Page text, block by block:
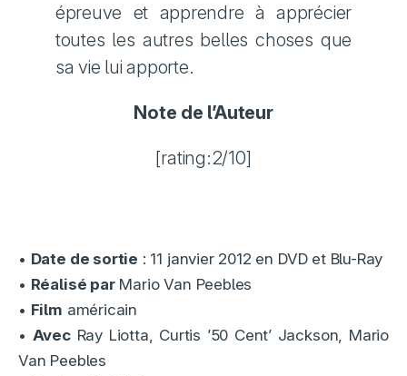
épreuve et apprendre à apprécier
toutes les autres belles choses que
sa vie lui apporte.
Note de l’Auteur
[rating:2/10]
• Date de sortie : 11 janvier 2012 en DVD et Blu-Ray
• Réalisé parMario Van Peebles
• Film américain
• AvecRay Liotta, Curtis ’50 Cent’ Jackson, Mario
Van Peebles